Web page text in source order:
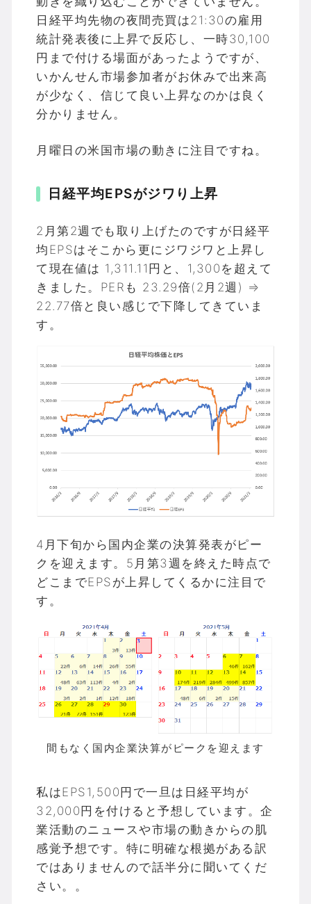
日経平均先物の夜間売買は21:30の雇用
統計発表後に上昇で反応し、一時30,100
円まで付ける場面があったようですが、
いかんせん市場参加者がお休みで出来高
が少なく、信じて良い上昇なのかは良く
分かりません。
月曜日の米国市場の動きに注目ですね。
日経平均EPSがジワり上昇
2月第2週でも取り上げたのですが日経平
均EPSはそこから更にジワジワと上昇し
て現在値は 1,311.11円と、1,300を超えて
きました。PERも 23.29倍(2月2週) ⇒
22.77倍と良い感じで下降してきていま
す。
4月下旬から国内企業の決算発表がピー
クを迎えます。5月第3週を終えた時点で
どこまでEPSが上昇してくるかに注目で
す。
間もなく国内企業決算がピークを迎えます
私はEPS1,500円で一旦は日経平均が
32,000円を付けると予想しています。企
業活動のニュースや市場の動きからの肌
感覚予想です。特に明確な根拠がある訳
ではありませんので話半分に聞いてくだ
さい。。